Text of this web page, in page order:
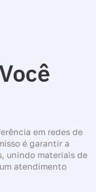
em redes de
é garantir a
unindo materiais de
atendimento